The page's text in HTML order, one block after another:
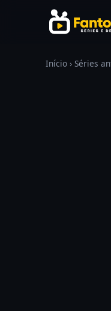
Pular para o conteúdo
Início › Séries